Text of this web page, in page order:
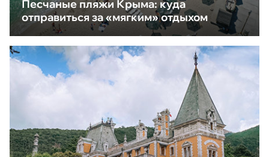
Песчаные пляжи Крыма: куда
отправиться за «мягким» отдыхом